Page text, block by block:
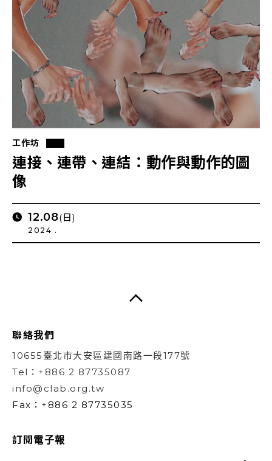
工作坊
連接、連帶、連結：動作與動作的圖
像
12.08(日)
2024 .
聯絡我們
10655臺北市大安區建國南路一段177號
Tel：+886 2 87735087
info@clab.org.tw
Fax：+886 2 87735035
訂閱電子報